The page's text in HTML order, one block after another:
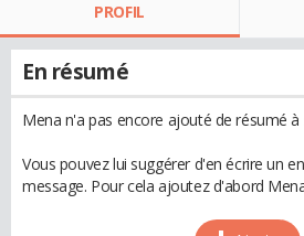
PROFIL
En résumé
Mena n'a pas encore ajouté de résumé à
Vous pouvez lui suggérer d'en écrire un
message. Pour cela ajoutez d'abord